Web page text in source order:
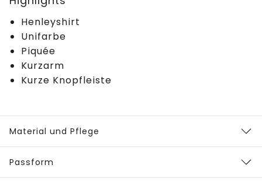
Henleyshirt
Unifarbe
Piquée
Kurzarm
Kurze Knopfleiste
Material und Pflege
Passform